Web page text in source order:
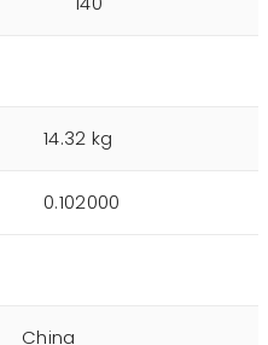
14.32 kg
0.102000
China